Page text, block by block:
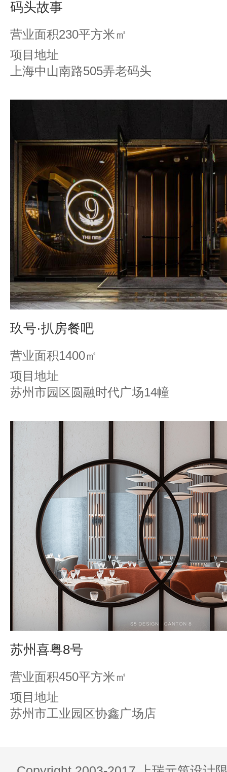
码头故事
营业面积230平方米㎡
项目地址
上海中山南路505弄老码头
玖号·扒房餐吧
营业面积1400㎡
项目地址
苏州市园区圆融时代广场14幢
苏州喜粤8号
营业面积450平方米㎡
项目地址
苏州市工业园区协鑫广场店